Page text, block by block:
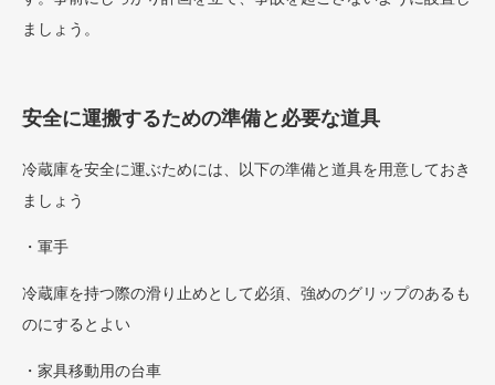
ましょう。
安全に運搬するための準備と必要な道具
冷蔵庫を安全に運ぶためには、以下の準備と道具を用意しておき
ましょう
・軍手
冷蔵庫を持つ際の滑り止めとして必須、強めのグリップのあるも
のにするとよい
・家具移動用の台車